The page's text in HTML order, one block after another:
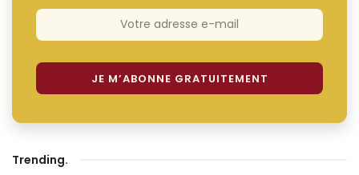
Trending.